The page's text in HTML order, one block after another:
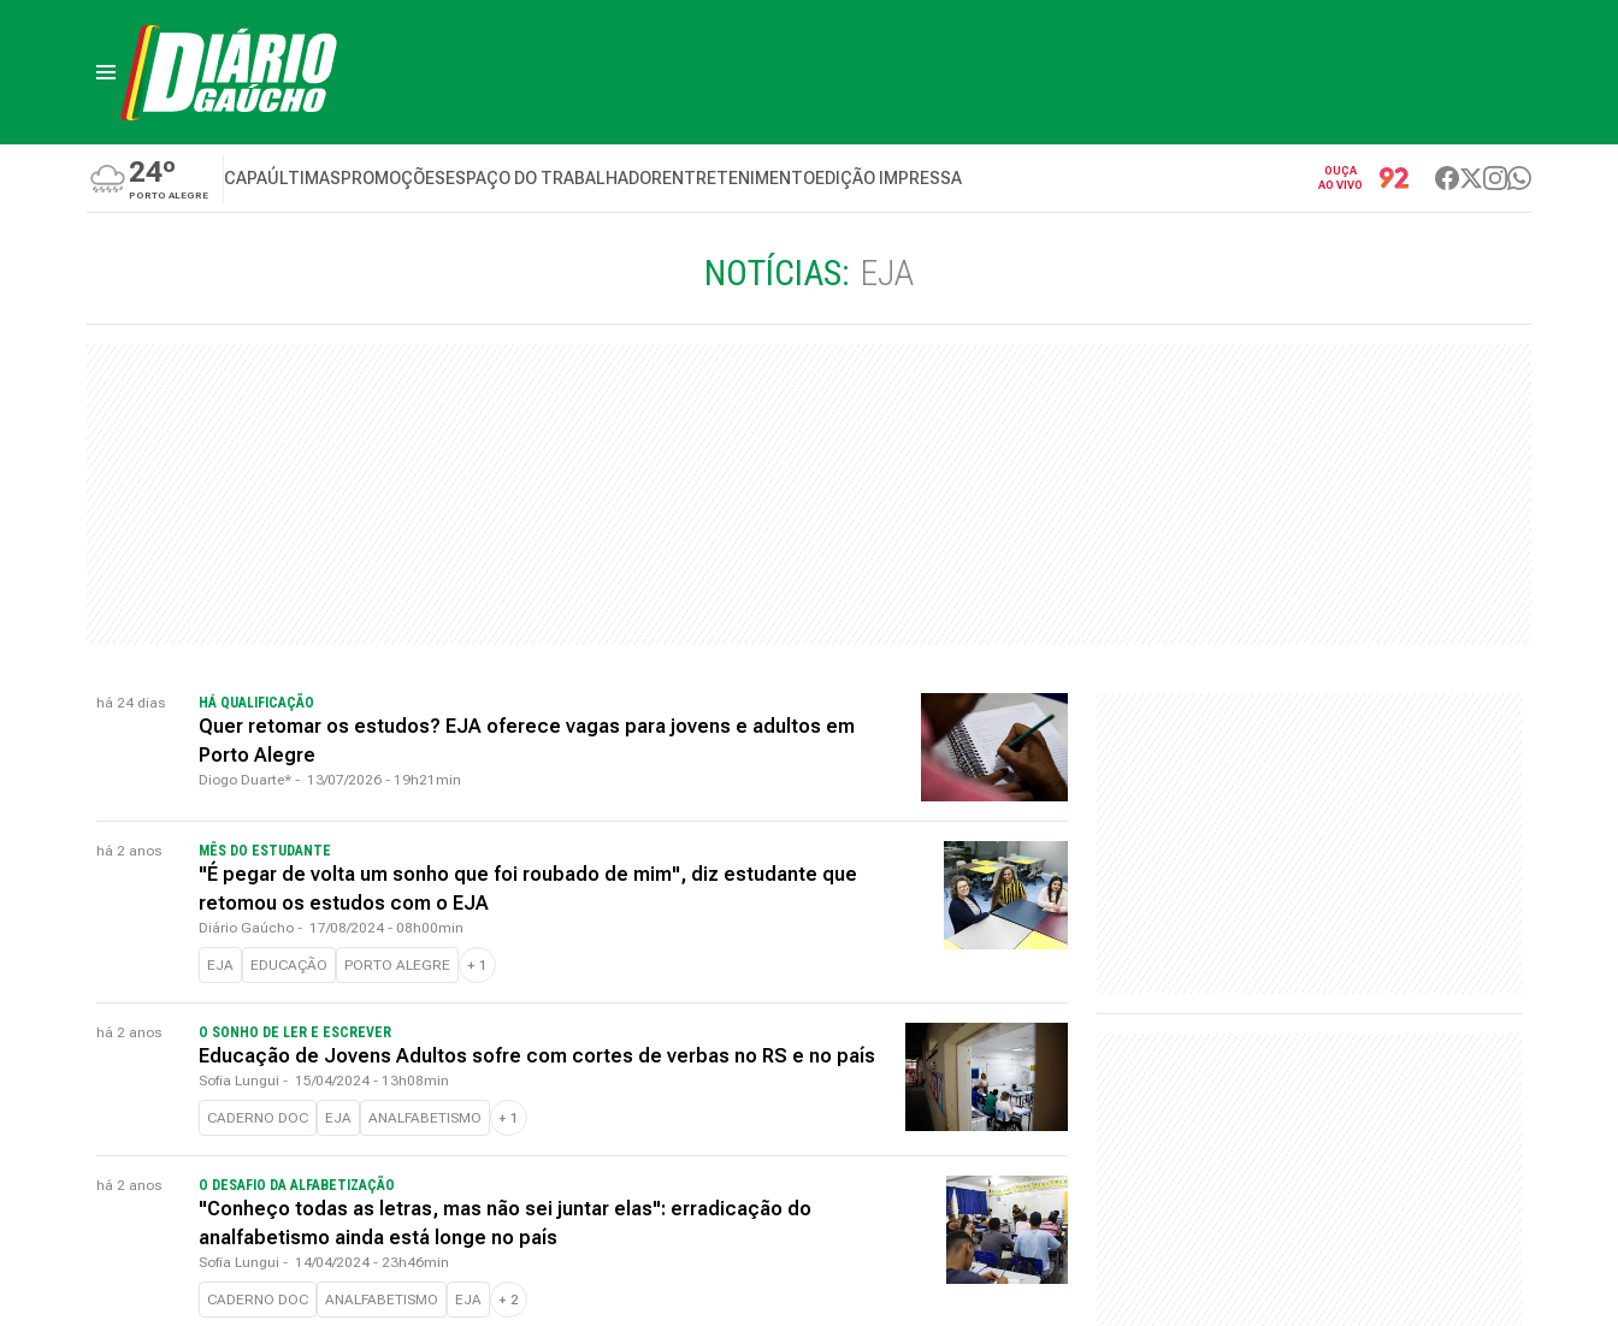
24º
PORTO ALEGRE
CAPAÚLTIMASPROMOÇÕESESPAÇO DO TRABALHADORENTRETENIMENTOEDIÇÃO IMPRESSA
OUÇA
AO VIVO
NOTÍCIAS: EJA
há 24 dias HÁ QUALIFICAÇÃO
Quer retomar os estudos? EJA oferece vagas para jovens e adultos em
Porto Alegre
Diogo Duarte* - 13/07/2026 - 19h21min
há 2 anos MÊS DO ESTUDANTE
"É pegar de volta um sonho que foi roubado de mim", diz estudante que
retomou os estudos com o EJA
Diário Gaúcho - 17/08/2024 - 08h00min
EJA EDUCAÇÃO PORTO ALEGRE + 1
há 2 anos O SONHO DE LER E ESCREVER
Educação de Jovens Adultos sofre com cortes de verbas no RS e no país
Sofia Lungui - 15/04/2024 - 13h08min
CADERNO DOC EJA ANALFABETISMO + 1
há 2 anos O DESAFIO DA ALFABETIZAÇÃO
"Conheço todas as letras, mas não sei juntar elas": erradicação do
analfabetismo ainda está longe no país
Sofia Lungui - 14/04/2024 - 23h46min
CADERNO DOC ANALFABETISMO EJA + 2